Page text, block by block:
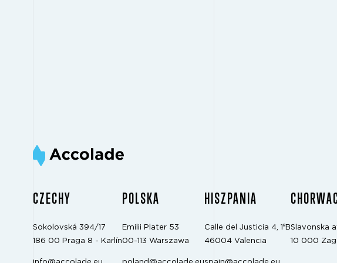
CZECHY
Sokolovská 394/17
186 00 Praga 8 - Karlín
POLSKA
Emilii Plater 53
00-113 Warszawa
HISZPANIA
Calle del Justicia 4, 1ºB
46004 Valencia
Slavonska
10 000